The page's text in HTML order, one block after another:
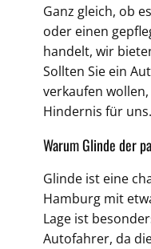
Ganz gleich, ob
oder einen
handelt, wir
Sollten Sie ein
verkaufen
Hindernis für uns.
Warum Glinde der
Glinde ist eine
Hamburg mit
Lage ist
Autofahrer, da